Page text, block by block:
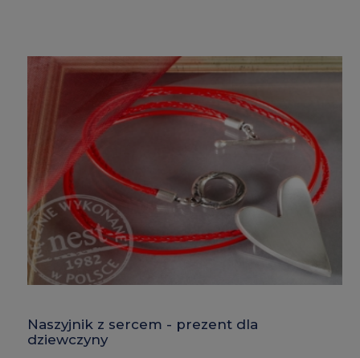
Naszyjnik z sercem - prezent dla
dziewczyny